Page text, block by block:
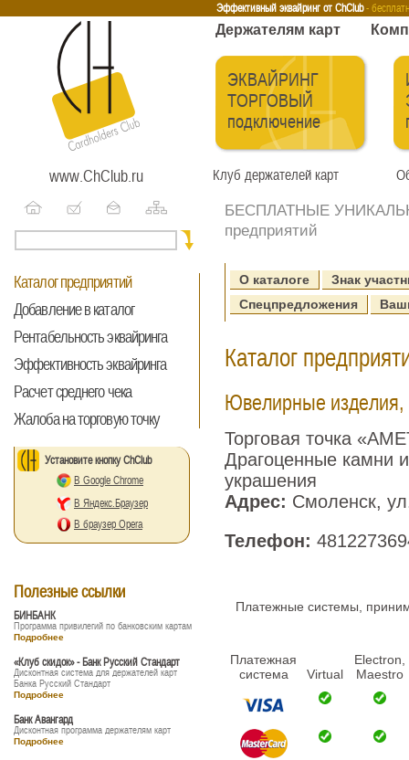
Эффективный эквайринг от ChClub -
Интернет-эквайринг Тренинги Бесплатные сервисы
Держателям карт
ЭКВАЙРИНГ
ТОРГОВЫЙ
подключение
www.ChClub.ru Клуб держателей карт
Каталог предприятий
Добавление в каталог
Рентабельность эквайринга
Эффективность эквайринга
Расчет среднего чека
Жалоба на торговую точку
Установите кнопку ChClub
В Google Chrome
В Яндекс.Браузер
В браузер Opera
Полезные ссылки
БИНБАНК
Программа привилегий по банковским картам
Подробнее
«Клуб скидок» - Банк Русский Стандарт
Дисконтная система для держателей карт
Банка Русский Стандарт
Подробнее
Банк Авангард
Дисконтная программа держателям карт
Подробнее
БЕСПЛАТНЫЕ
предприятий
О каталоге
Знак
Спецпредложения
Каталог
Ювелирные изделия,
Торговая точка
Драгоценные камни
украшения
Адрес: Смоленск,
Телефон:
Платежные системы,
Платежная
система
Virtual
Electron,
Maestro